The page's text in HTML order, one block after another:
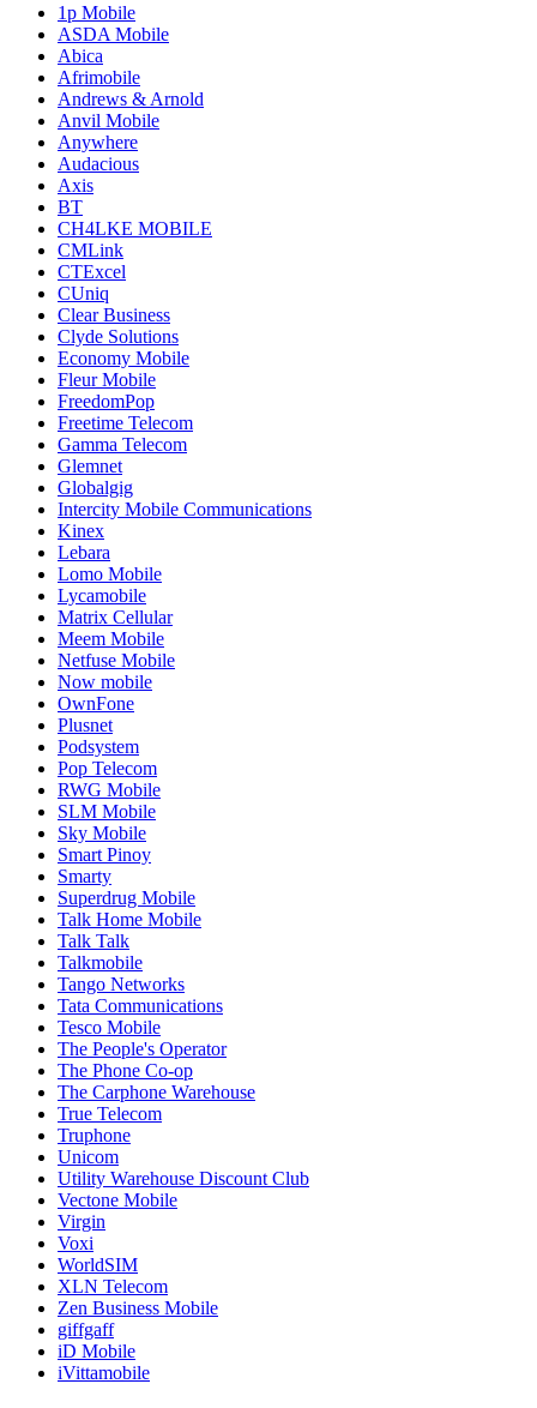
1p Mobile
ASDA Mobile
Abica
Afrimobile
Andrews & Arnold
Anvil Mobile
Anywhere
Audacious
Axis
BT
CH4LKE MOBILE
CMLink
CTExcel
CUniq
Clear Business
Clyde Solutions
Economy Mobile
Fleur Mobile
FreedomPop
Freetime Telecom
Gamma Telecom
Glemnet
Globalgig
Intercity Mobile Communications
Kinex
Lebara
Lomo Mobile
Lycamobile
Matrix Cellular
Meem Mobile
Netfuse Mobile
Now mobile
OwnFone
Plusnet
Podsystem
Pop Telecom
RWG Mobile
SLM Mobile
Sky Mobile
Smart Pinoy
Smarty
Superdrug Mobile
Talk Home Mobile
Talk Talk
Talkmobile
Tango Networks
Tata Communications
Tesco Mobile
The People's Operator
The Phone Co-op
The Carphone Warehouse
True Telecom
Truphone
Unicom
Utility Warehouse Discount Club
Vectone Mobile
Virgin
Voxi
WorldSIM
XLN Telecom
Zen Business Mobile
giffgaff
iD Mobile
iVittamobile